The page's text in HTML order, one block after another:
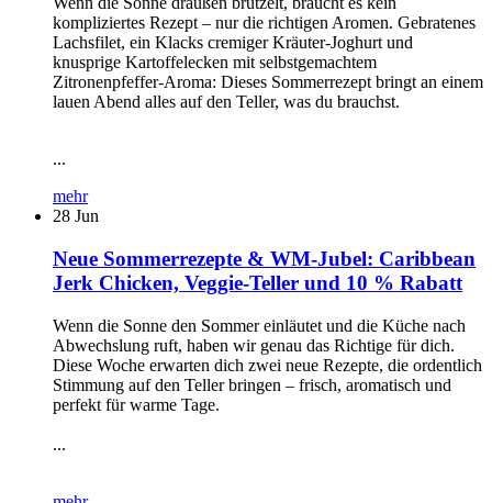
kompliziertes Rezept – nur die richtigen Aromen. Gebratenes
Lachsfilet, ein Klacks cremiger Kräuter-Joghurt und
knusprige Kartoffelecken mit selbstgemachtem
Zitronenpfeffer-Aroma: Dieses Sommerrezept bringt an einem
lauen Abend alles auf den Teller, was du brauchst.
...
mehr
28 Jun
Neue Sommerrezepte & WM-Jubel: Caribbean
Jerk Chicken, Veggie-Teller und 10 % Rabatt
Wenn die Sonne den Sommer einläutet und die Küche nach
Abwechslung ruft, haben wir genau das Richtige für dich.
Diese Woche erwarten dich zwei neue Rezepte, die ordentlich
Stimmung auf den Teller bringen – frisch, aromatisch und
perfekt für warme Tage.
...